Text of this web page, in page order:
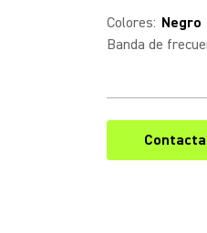
Colores: Negro
Banda de